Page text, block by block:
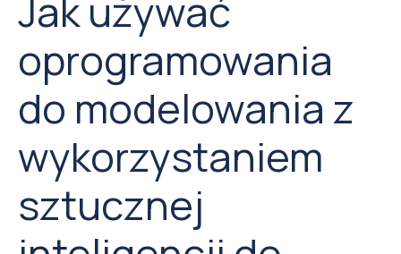
Jak używać
oprogramowania
do modelowania z
wykorzystaniem
sztucznej